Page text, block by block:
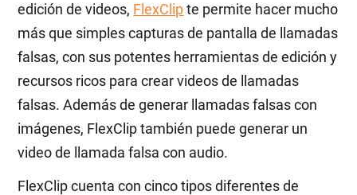
edición de videos, FlexClipte permite hacer mucho
más que simples capturas de pantalla de llamadas
falsas, con sus potentes herramientas de edición y
recursos ricos para crear videos de llamadas
falsas. Además de generar llamadas falsas con
imágenes, FlexClip también puede generar un
video de llamada falsa con audio.
FlexClip cuenta con cinco tipos diferentes de